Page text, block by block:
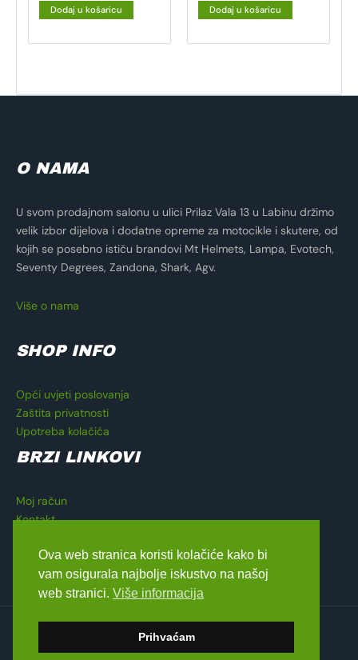
Dodaj u košaricu Dodaj u košaricu
O NAMA
U svom prodajnom salonu u ulici Prilaz Vala 13 u Labinu držimo
velik izbor dijelova i dodatne opreme za motocikle i skutere, od
kojih se posebno ističu brandovi Mt Helmets, Lampa, Evotech,
Seventy Degrees, Zandona, Shark, Agv.
Više o nama
SHOP INFO
Opći uvjeti poslovanja
Zaštita privatnosti
Upotreba kolačića
BRZI LINKOVI
Moj račun
Kontakt
Blagajna
Copyright © 2026 Lavado Moto Shop
Ova web stranica koristi kolačiće kako bi
vam osigurala najbolje iskustvo na našoj
web stranici. Više informacija
Prihvaćam